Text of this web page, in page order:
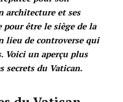
architecture et ses
être le siège de la
lieu de controverse qui
Voici un aperçu plus
secrets du Vatican.